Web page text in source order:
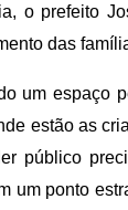
o prefeito
das
um espaço
estão as
público
um ponto